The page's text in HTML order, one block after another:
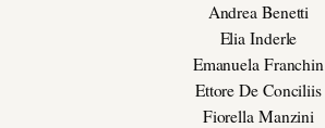
Andrea Benetti
Elia Inderle
Emanuela Franchin
Ettore De Conciliis
Fiorella Manzini